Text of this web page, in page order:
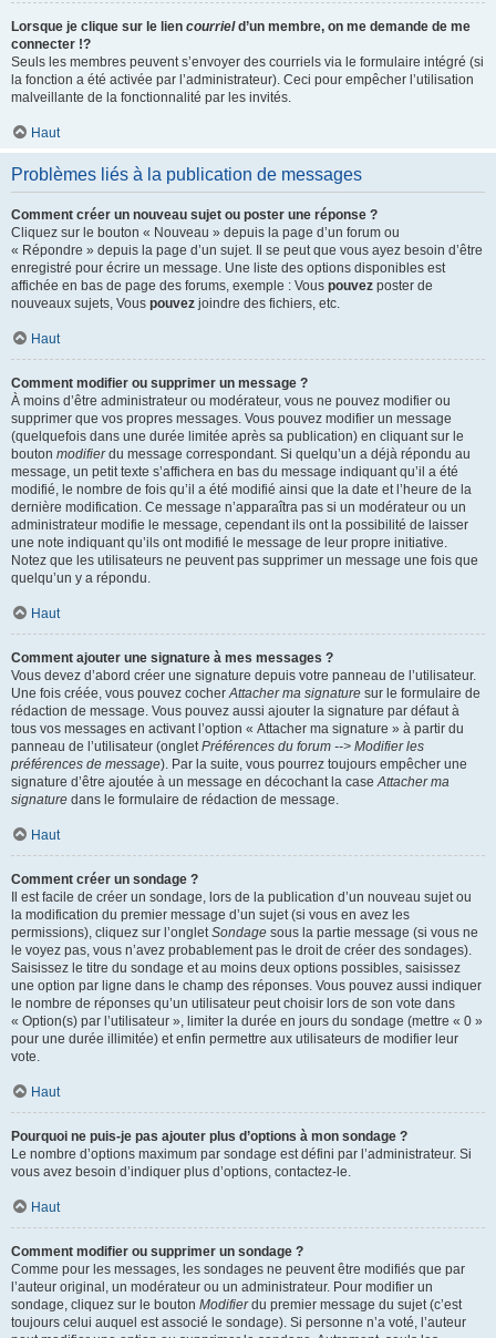
Lorsque je clique sur le lien courrield’un membre, on me demande de me
connecter !?
Seuls les membres peuvent s’envoyer des courriels via le formulaire intégré (si
la fonction a été activée par l’administrateur). Ceci pour empêcher l’utilisation
malveillante de la fonctionnalité par les invités.
Haut
Problèmes liés à la publication de messages
Comment créer un nouveau sujet ou poster une réponse ?
Cliquez sur le bouton « Nouveau » depuis la page d’un forum ou
« Répondre » depuis la page d’un sujet. Il se peut que vous ayez besoin d’être
enregistré pour écrire un message. Une liste des options disponibles est
affichée en bas de page des forums, exemple : Vous pouvez poster de
nouveaux sujets, Vous pouvez joindre des fichiers, etc.
Haut
Comment modifier ou supprimer un message ?
À moins d’être administrateur ou modérateur, vous ne pouvez modifier ou
supprimer que vos propres messages. Vous pouvez modifier un message
(quelquefois dans une durée limitée après sa publication) en cliquant sur le
bouton modifierdu message correspondant. Si quelqu’un a déjà répondu au
message, un petit texte s’affichera en bas du message indiquant qu’il a été
modifié, le nombre de fois qu’il a été modifié ainsi que la date et l’heure de la
dernière modification. Ce message n’apparaîtra pas si un modérateur ou un
administrateur modifie le message, cependant ils ont la possibilité de laisser
une note indiquant qu’ils ont modifié le message de leur propre initiative.
Notez que les utilisateurs ne peuvent pas supprimer un message une fois que
quelqu’un y a répondu.
Haut
Comment ajouter une signature à mes messages ?
Vous devez d’abord créer une signature depuis votre panneau de l’utilisateur.
Une fois créée, vous pouvez cocherAttacher ma signature sur le formulaire de
rédaction de message. Vous pouvez aussi ajouter la signature par défaut à
tous vos messages en activant l’option « Attacher ma signature » à partir du
panneau de l’utilisateur (ongletPréférences du forum --> Modifier les
préférences de message). Par la suite, vous pourrez toujours empêcher une
signature d’être ajoutée à un message en décochant la caseAttacher ma
signature dans le formulaire de rédaction de message.
Haut
Comment créer un sondage ?
Il est facile de créer un sondage, lors de la publication d’un nouveau sujet ou
la modification du premier message d’un sujet (si vous en avez les
permissions), cliquez sur l’ongletSondage sous la partie message (si vous ne
le voyez pas, vous n’avez probablement pas le droit de créer des sondages).
Saisissez le titre du sondage et au moins deux options possibles, saisissez
une option par ligne dans le champ des réponses. Vous pouvez aussi indiquer
le nombre de réponses qu’un utilisateur peut choisir lors de son vote dans
« Option(s) par l’utilisateur », limiter la durée en jours du sondage (mettre « 0 »
pour une durée illimitée) et enfin permettre aux utilisateurs de modifier leur
vote.
Haut
Pourquoi ne puis-je pas ajouter plus d’options à mon sondage ?
Le nombre d’options maximum par sondage est défini par l’administrateur. Si
vous avez besoin d’indiquer plus d’options, contactez-le.
Haut
Comment modifier ou supprimer un sondage ?
Comme pour les messages, les sondages ne peuvent être modifiés que par
l’auteur original, un modérateur ou un administrateur. Pour modifier un
sondage, cliquez sur le bouton Modifierdu premier message du sujet (c’est
toujours celui auquel est associé le sondage). Si personne n’a voté, l’auteur